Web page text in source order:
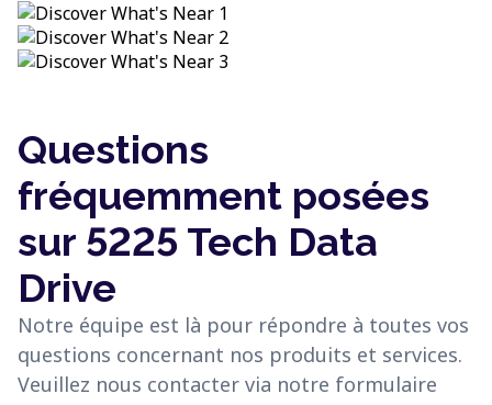
Questions
fréquemment posées
sur 5225 Tech Data
Drive
Notre équipe est là pour répondre à toutes vos
questions concernant nos produits et services.
Veuillez nous contacter via notre formulaire